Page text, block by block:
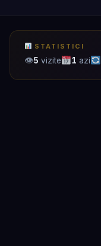
STATISTICI
👁5 vizite 1 azi